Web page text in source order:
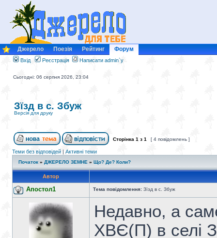
Джерело Поезія Рейтинг Форум
Вхід Реєстрація Написати admin`у
Сьогодні: 06 серпня 2026, 23:04
Зїзд в с. Збуж
Версія для друку
Сторінка 1 з 1 [ 4 повідомлень ]
Теми без відповідей | Активні теми
Початок » ДЖЕРЕЛО ЗЕМНЕ » Що? Де? Коли?
Автор
Апостол1 Тема повідомлення: Зїзд в с. Збуж
Недавно, а
ХВЄ(П) в селі